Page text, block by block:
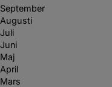
September
Augusti
Juli
Juni
Maj
April
Mars